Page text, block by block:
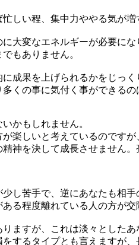
しい程、集中力ややる気が増
大変なエネルギーが必要に
もありません。
成果を上げられるかをじっく
くの事に気付く事ができる
かもしれません。
楽しいと考えているのです
神を決して成長させません
し苦手で、逆にあなたも相
る程度離れている人の方が交
ますが、これは淡々とした
するタイプとも言えますが